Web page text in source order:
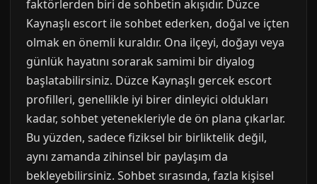
faktörlerden biri de sohbetin akışıdır. Düzce
Kaynaşlı escort ile sohbet ederken, doğal ve içten
olmak en önemli kuraldır. Ona ilçeyi, doğayı veya
günlük hayatını sorarak samimi bir diyalog
başlatabilirsiniz. Düzce Kaynaşlı gercek escort
profilleri, genellikle iyi birer dinleyici oldukları
kadar, sohbet yetenekleriyle de ön plana çıkarlar.
Bu yüzden, sadece fiziksel bir birliktelik değil,
aynı zamanda zihinsel bir paylaşım da
bekleyebilirsiniz. Sohbet sırasında, fazla kişisel